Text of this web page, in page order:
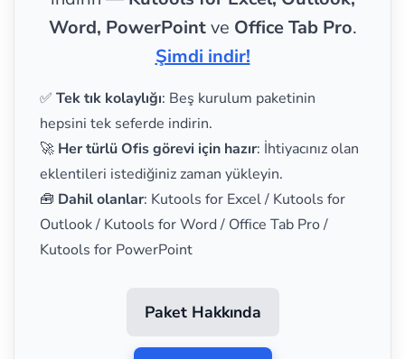
Word, PowerPointve Office Tab Pro.
Şimdi indir!
✅ Tek tık kolaylığı: Beş kurulum paketinin
hepsini tek seferde indirin.
🚀 Her türlü Ofis görevi için hazır: İhtiyacınız olan
eklentileri istediğiniz zaman yükleyin.
🧰 Dahil olanlar: Kutools for Excel / Kutools for
Outlook / Kutools for Word / Office Tab Pro /
Kutools for PowerPoint
Paket Hakkında